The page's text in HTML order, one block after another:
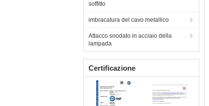
soffitto
imbracatura del cavo metallico
Attacco snodato in acciaio della
lampada
Certificazione